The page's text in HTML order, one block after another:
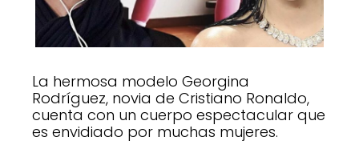
La hermosa modelo Georgina
Rodríguez, novia de Cristiano Ronaldo,
cuenta con un cuerpo espectacular que
es envidiado por muchas mujeres.